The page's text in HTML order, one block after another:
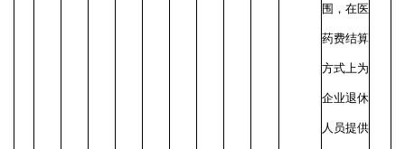
围，在医
药费结算
方式上为
企业退休
人员提供